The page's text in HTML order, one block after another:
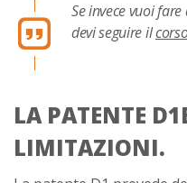
Se invece vuoi
devi seguire il
LA PATENTE
LIMITAZIONI.